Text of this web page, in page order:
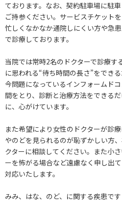
ております。なお、契約駐車場に駐
ご持参ください。サービスチケット
忙しくなかなか通院しにくい方や急
で診療しております。
当院では常時2名のドクターで診療す
に思われる“待ち時間の長さ”をでき
今問題になっているインフォームド
間をとり、診断と治療方法をできる
に、心がけています。
また希望により女性のドクターが診
やのどを見られるのが恥ずかしい方
クターに相談してください。また小
ーを怖がる場合など遠慮なく申し出
対応いたします。
みみ、はな、のど、に関する疾患で